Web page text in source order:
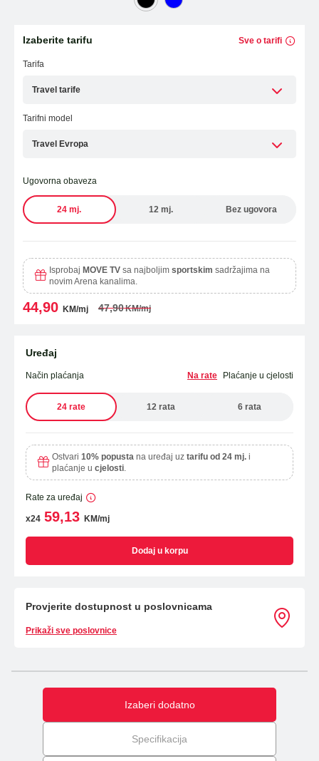
WiFi Modemi i ruteri
Dodatna oprema
OUTLET PONUDA
IZDVAJAMO
ESIM TRAVEL & TURIST
Izaberite tarifu Sve o tarifi
Tarifa
Travel tarife
Tarifni model
Travel Evropa
Ugovorna obaveza
24 mj. 12 mj. Bez ugovora
Isprobaj MOVE TV sa najboljim sportskim sadržajima na
novim Arena kanalima.
44,90 KM/mj 47,90KM/mj
Uređaj
Način plaćanja Na rate Plaćanje u cjelosti
24 rate 12 rata 6 rata
Ostvari 10% popusta na uređaj uz tarifu od 24 mj. i
plaćanje u cjelosti.
Rate za uređaj
x24 59,13 KM/mj
Dodaj u korpu
Provjerite dostupnost u poslovnicama
Prikaži sve poslovnice
Izaberi dodatno
Specifikacija